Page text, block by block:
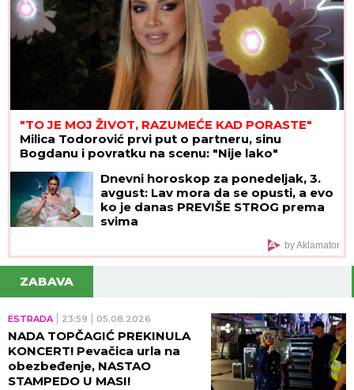
"TO JE MOJ ŽIVOT, RAZUMEĆE KAD PORASTE"
Milica Todorović prvi put o partneru, sinu
Bogdanu i povratku na scenu: "Nije lako"
Dnevni horoskop za ponedeljak, 3.
avgust: Lav mora da se opusti, a evo
ko je danas PREVIŠE STROG prema
svima
by Aklamator
ZABAVA
ESTRADA 23:59 05.08.2026
NADA TOPČAGIĆ PREKINULA
KONCERT! Pevačica urla na
obezbeđenje, NASTAO
STAMPEDO U MASI!